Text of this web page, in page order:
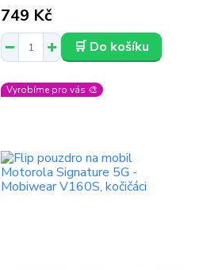
749 Kč
🛒 Do košíku
Vyrobíme pro vás 🎨